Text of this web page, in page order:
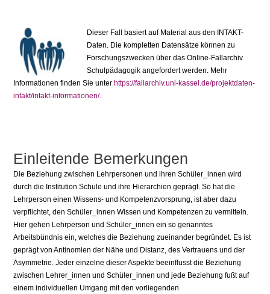
Dieser Fall basiert auf Material aus den INTAKT-
Daten. Die kompletten Datensätze können zu
Forschungszwecken über das Online-Fallarchiv
Schulpädagogik angefordert werden. Mehr
Informationen finden Sie unter https://fallarchiv.uni-kassel.de/projektdaten-
intakt/intakt-informationen/.
Einleitende Bemerkungen
Die Beziehung zwischen Lehrpersonen und ihren Schüler_innen wird
durch die Institution Schule und ihre Hierarchien geprägt. So hat die
Lehrperson einen Wissens- und Kompetenzvorsprung, ist aber dazu
verpflichtet, den Schüler_innen Wissen und Kompetenzen zu vermitteln.
Hier gehen Lehrperson und Schüler_innen ein so genanntes
Arbeitsbündnis ein, welches die Beziehung zueinander begründet. Es ist
geprägt von Antinomien der Nähe und Distanz, des Vertrauens und der
Asymmetrie. Jeder einzelne dieser Aspekte beeinflusst die Beziehung
zwischen Lehrer_innen und Schüler_innen und jede Beziehung fußt auf
einem individuellen Umgang mit den vorliegenden